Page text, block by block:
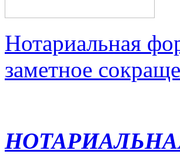
Нотариальная
заметное